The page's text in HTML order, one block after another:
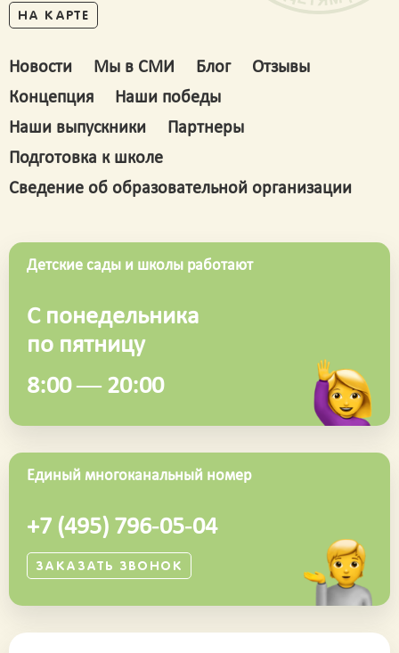
НА КАРТЕ
Новости Мы в СМИ Блог
Отзывы
Концепция
Наши победы
Наши выпускники
Партнеры
Подготовка к школе
Сведение об образовательной организации
Детские сады и школы работают
С понедельника
по пятницу
8:00 — 20:00
Единый многоканальный номер
+7 (495) 796-05-04
ЗАКАЗАТЬ ЗВОНОК